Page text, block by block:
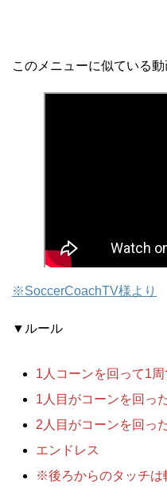
このメニューに似ている動
※SoccerCoachTV様より
▼ルール
1人コーンを回って1周
1人目がコーンを回っ
2人目がコーンを回っ
エンドレス
※後ろからのタッチは